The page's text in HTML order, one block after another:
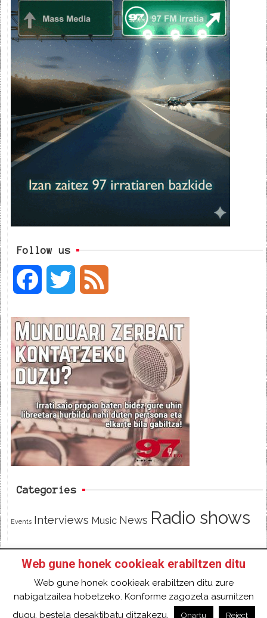
Follow us
c
e
b
o
o
i
t
t
e
e
d
Categories
Events Interviews Music News Radio shows
HOME
HAZTE SOCI@ DE 97FM IRRATIA
FACEBOOK
TWITTER CONTACT LOGIN
2018 Gure eduki guztiak Creative Commons
Web gune honek cookieak erabiltzen ditu
Web gune honek cookieak erabiltzen ditu zure
nabigatzailea hobetzeko. Konforme zagozela asumitzen
dugu, bestela desaktibatu ditzakezu.
Onartu Reject